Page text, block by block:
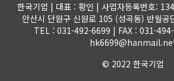
한국기업 | 대표 : 황인 | 사업자등록번호:
안산시 단원구 신원로 105 (성곡동) 반월
TEL : 031-492-6699 | FAX : 031-
© 2022 한국기업